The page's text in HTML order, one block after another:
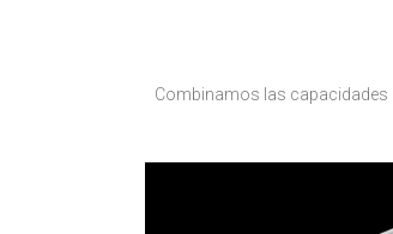
Combinamos las capacidades